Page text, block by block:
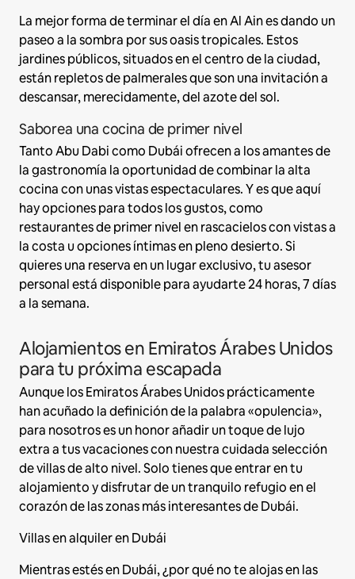
La mejor forma de terminar el día en Al Ain es dando un
paseo a la sombra por sus oasis tropicales. Estos
jardines públicos, situados en el centro de la ciudad,
están repletos de palmerales que son una invitación a
descansar, merecidamente, del azote del sol.
Saborea una cocina de primer nivel
Tanto Abu Dabi como Dubái ofrecen a los amantes de
la gastronomía la oportunidad de combinar la alta
cocina con unas vistas espectaculares. Y es que aquí
hay opciones para todos los gustos, como
restaurantes de primer nivel en rascacielos con vistas a
la costa u opciones íntimas en pleno desierto. Si
quieres una reserva en un lugar exclusivo, tu asesor
personal está disponible para ayudarte 24 horas, 7 días
a la semana.
Alojamientos en Emiratos Árabes Unidos
para tu próxima escapada
Aunque los Emiratos Árabes Unidos prácticamente
han acuñado la definición de la palabra «opulencia»,
para nosotros es un honor añadir un toque de lujo
extra a tus vacaciones con nuestra cuidada selección
de villas de alto nivel. Solo tienes que entrar en tu
alojamiento y disfrutar de un tranquilo refugio en el
corazón de las zonas más interesantes de Dubái.
Villas en alquiler en Dubái
Mientras estés en Dubái, ¿por qué no te alojas en las